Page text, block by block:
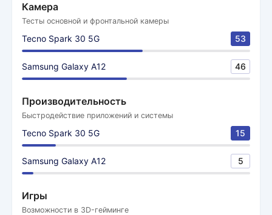
Камера
Тесты основной и фронтальной камеры
Tecno Spark 30 5G 53
Samsung Galaxy A12 46
Производительность
Быстродействие приложений и системы
Tecno Spark 30 5G 15
Samsung Galaxy A12 5
Игры
Возможности в 3D-гейминге